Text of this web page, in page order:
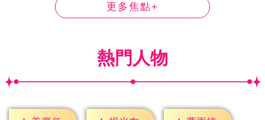
更多焦點+
熱門人物